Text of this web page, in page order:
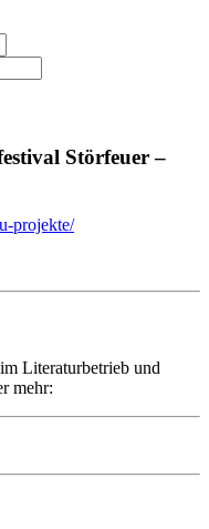
Störfeuer –
projekte/
Literaturbetrieb und
mehr: